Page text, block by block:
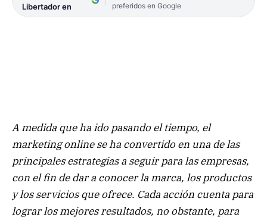
Libertador en
preferidos en Google
A medida que ha ido pasando el tiempo, el
marketing online se ha convertido en una de las
principales estrategias a seguir para las empresas,
con el fin de dar a conocer la marca, los productos
y los servicios que ofrece. Cada acción cuenta para
lograr los mejores resultados, no obstante, para